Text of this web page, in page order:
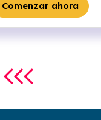
Comenzar ahora